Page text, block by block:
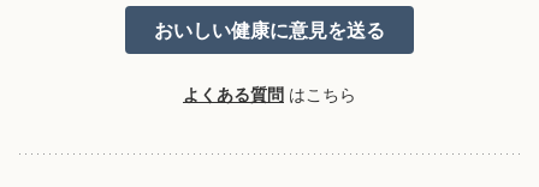
よくある質問 はこちら